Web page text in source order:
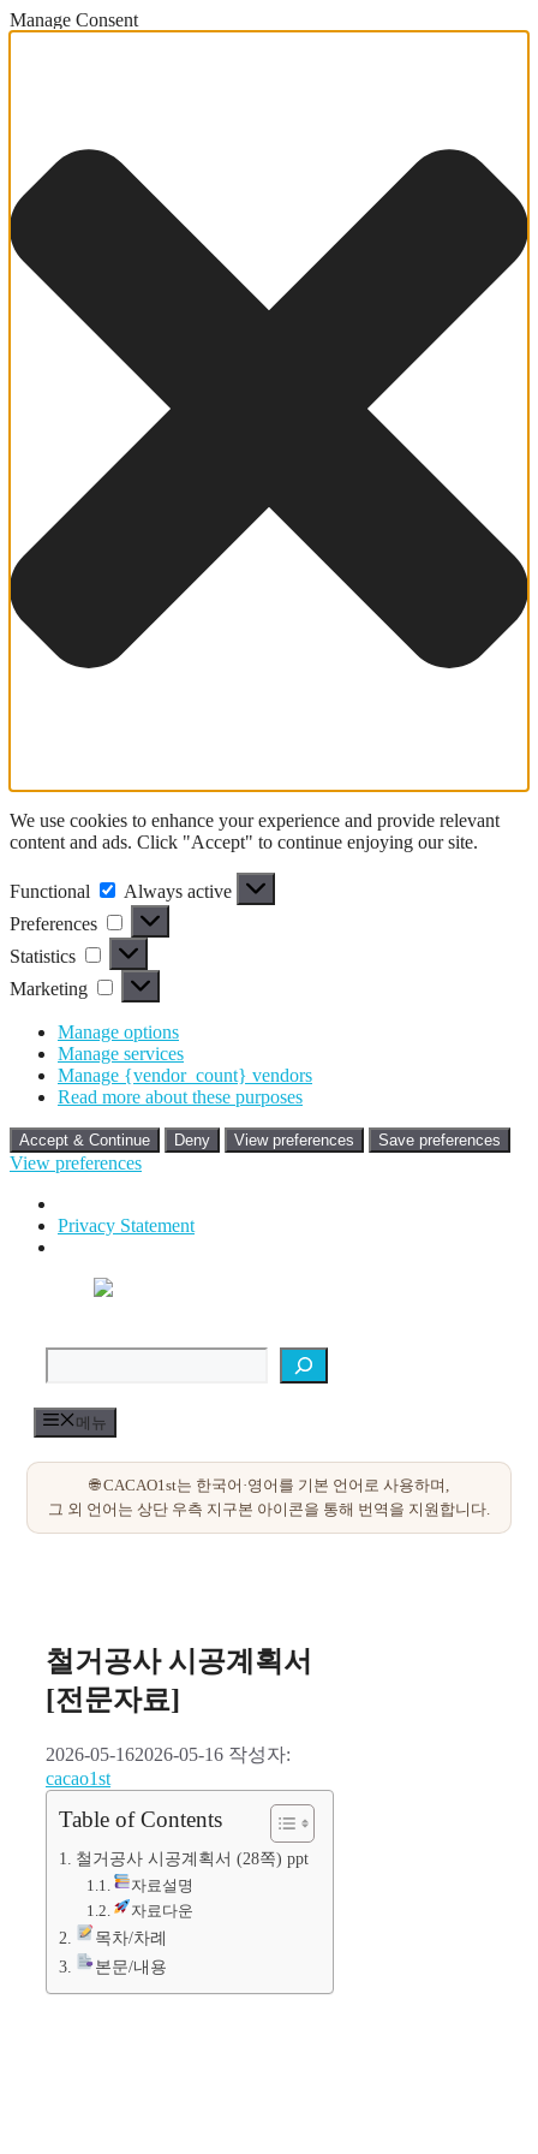
Manage Consent
We use cookies to enhance your experience and provide relevant
content and ads. Click "Accept" to continue enjoying our site.
Functional Functional
Always active
Preferences
Preferences
Statistics Statistics
Marketing Marketing
Manage options
Manage services
Manage {vendor_count} vendors
Read more about these purposes
Accept & Continue Deny View preferences Save preferences
View preferences
Privacy Statement
메뉴
철거공사 시공계획서
[전문자료]
2026-05-162026-05-16 작성자:
cacao1st
Table of Contents
철거공사 시공계획서 (28쪽) ppt
자료설명
자료다운
목차/차례
본문/내용